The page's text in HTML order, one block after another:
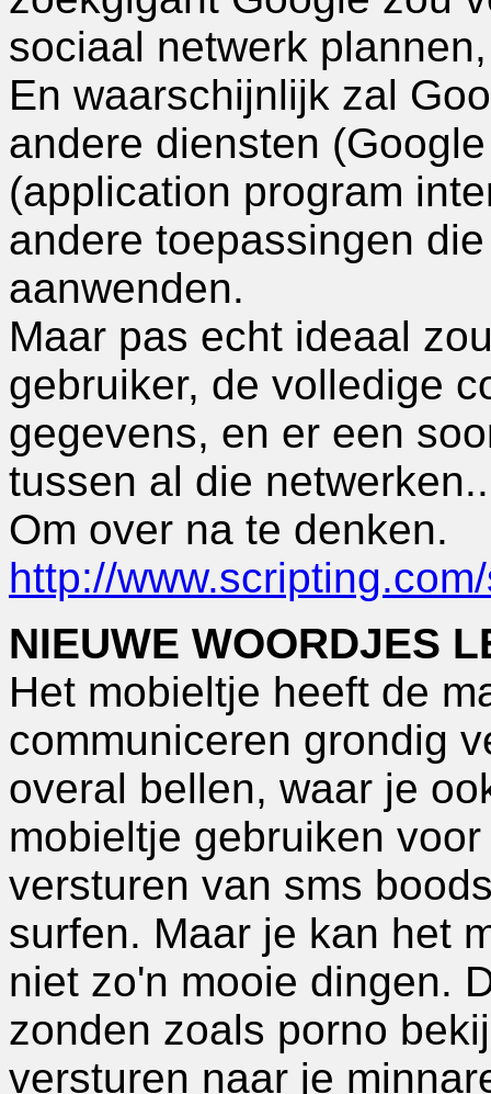
sociaal netwerk
En waarschijnlijk zal
andere diensten
(application program
andere toepassingen
aanwenden.
Maar pas echt ideaal
gebruiker, de volledige
gegevens, en er een
tussen al die
Om over na te denken.
http://
NIEUWE WOORDJES
Het mobieltje heeft de
communiceren grondig
overal bellen, waar je
mobieltje gebruiken
versturen van sms
surfen. Maar je kan het
niet zo'n mooie dingen.
zonden zoals porno
versturen naar je